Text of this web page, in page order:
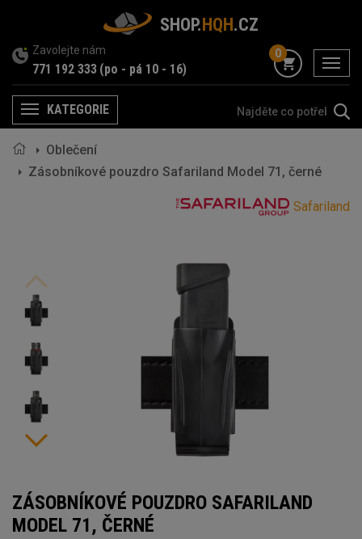
SHOP.HQH.CZ
Zavolejte nám
771 192 333 (po - pá 10 - 16) menu
0
MenuKATEGORIE
Oblečení
Zásobníkové pouzdro Safariland Model 71, černé
Safariland
ZÁSOBNÍKOVÉ POUZDRO SAFARILAND
MODEL 71, ČERNÉ